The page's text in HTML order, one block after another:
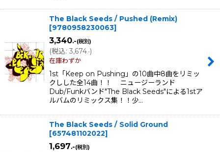
The Black Seeds / Pushed (Remix)
[9780958230063]
3,340.-(税別)
(税込: 3,674.-)
在庫わずか
1st「Keep on Pushing」の10曲中8曲をリミッ
クしした全14曲！！ ニュージーランド
Dub/Funkバンド"The Black Seeds"による1stア
ルバムのリミックス集！！少…
The Black Seeds / Solid Ground
[657481102022]
1,697.-(税別)